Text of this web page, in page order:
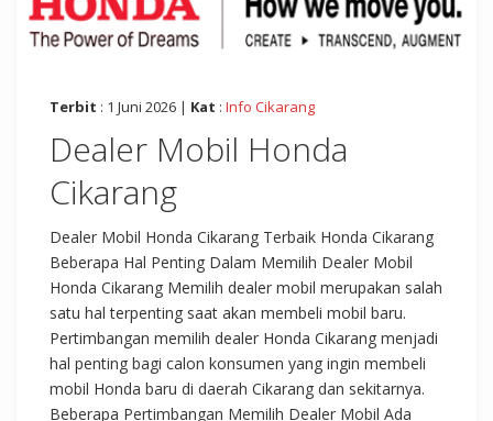
Terbit : 1 Juni 2026 | Kat : Info Cikarang
Dealer Mobil Honda
Cikarang
Dealer Mobil Honda Cikarang Terbaik Honda Cikarang
Beberapa Hal Penting Dalam Memilih Dealer Mobil
Honda Cikarang Memilih dealer mobil merupakan salah
satu hal terpenting saat akan membeli mobil baru.
Pertimbangan memilih dealer Honda Cikarang menjadi
hal penting bagi calon konsumen yang ingin membeli
mobil Honda baru di daerah Cikarang dan sekitarnya.
Beberapa Pertimbangan Memilih Dealer Mobil Ada